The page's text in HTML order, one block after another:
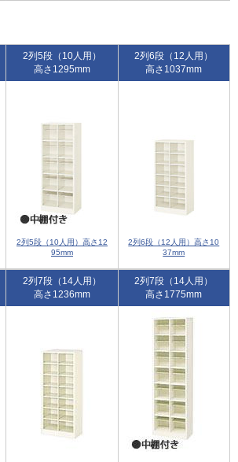
2列5段（10人用）
高さ1295mm
2列5段（10人用）高さ12
95mm
2列6段（12人用）
高さ1037mm
2列6段（12人用）高さ10
37mm
2列7段（14人用）
高さ1236mm
2列7段（14人用）
高さ1775mm